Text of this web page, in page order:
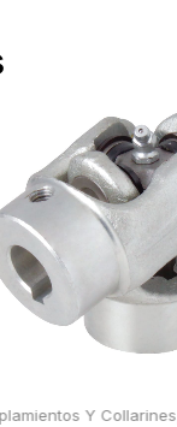
Y Collarines